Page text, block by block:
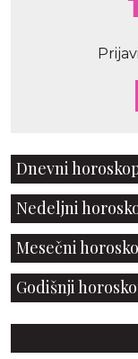
Dnevni
Nedeljni
Mesečni
Godišnji